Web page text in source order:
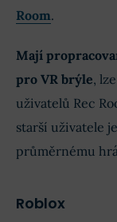
Room.
Mají
pro VR brýle,
uživatelů Rec
starší uživatele
průměrnému
Roblox